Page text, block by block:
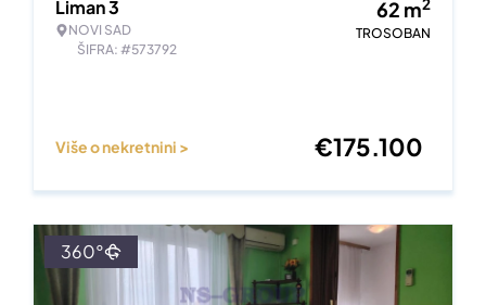
Liman 3
NOVI SAD
ŠIFRA: #573792
62 m2
TROSOBAN
Više o nekretnini > €175.100
360°